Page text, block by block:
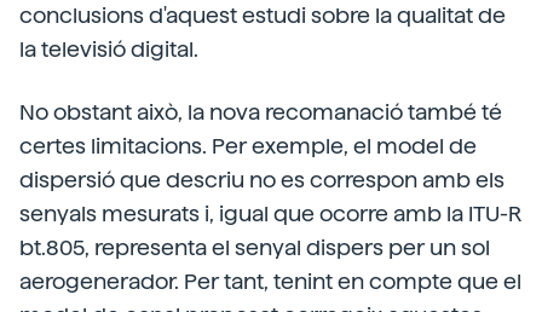
conclusions d'aquest estudi sobre la qualitat de
la televisió digital.
No obstant això, la nova recomanació també té
certes limitacions. Per exemple, el model de
dispersió que descriu no es correspon amb els
senyals mesurats i, igual que ocorre amb la ITU-R
bt.805, representa el senyal dispers per un sol
aerogenerador. Per tant, tenint en compte que el